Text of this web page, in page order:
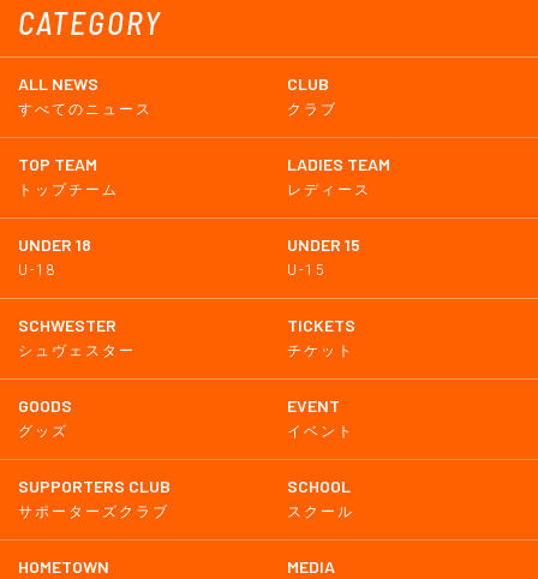
CATEGORY
ALL NEWS
すべてのニュース
CLUB
クラブ
TOP TEAM
トップチーム
LADIES TEAM
レディース
UNDER 18
U-18
UNDER 15
U-15
SCHWESTER
シュヴェスター
TICKETS
チケット
GOODS
グッズ
EVENT
イベント
SUPPORTERS CLUB
サポーターズクラブ
SCHOOL
スクール
HOMETOWN MEDIA